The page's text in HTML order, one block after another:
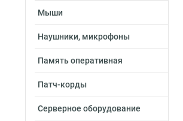
Мыши
Наушники, микрофоны
Память оперативная
Патч-корды
Серверное оборудование